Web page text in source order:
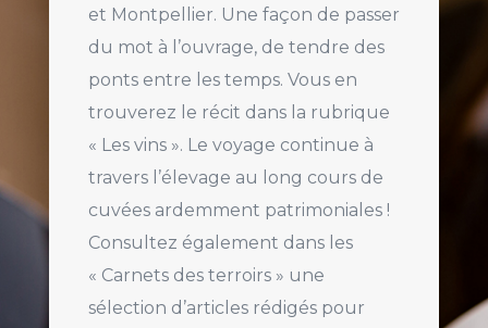
et Montpellier. Une façon de passer
du mot à l’ouvrage, de tendre des
ponts entre les temps. Vous en
trouverez le récit dans la rubrique
« Les vins ». Le voyage continue à
travers l’élevage au long cours de
cuvées ardemment patrimoniales !
Consultez également dans les
« Carnets des terroirs » une
sélection d’articles rédigés pour